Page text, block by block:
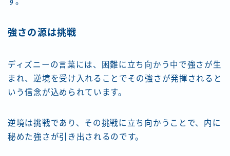
強さの源は挑戦
ディズニーの言葉には、困難に立ち向かう中で強さが生
まれ、逆境を受け入れることでその強さが発揮されると
いう信念が込められています。
逆境は挑戦であり、その挑戦に立ち向かうことで、内に
秘めた強さが引き出されるのです。